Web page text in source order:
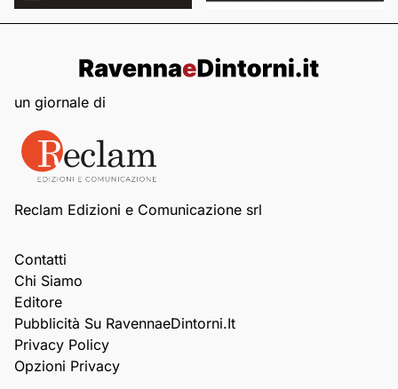
un giornale di
Reclam Edizioni e Comunicazione srl
Contatti
Chi Siamo
Editore
Pubblicità Su RavennaeDintorni.it
Privacy Policy
Opzioni Privacy